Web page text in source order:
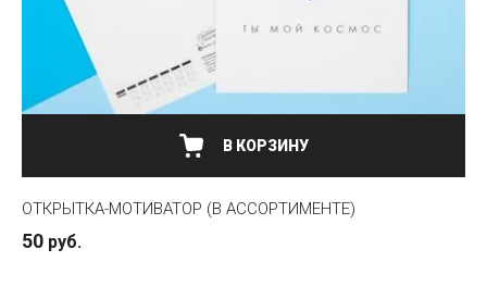
В КОРЗИНУ
МОТИВАТОР (В АССОРТИМЕНТЕ)